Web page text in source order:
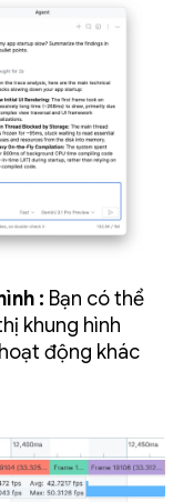
: Bạn có thể
khung hình
động khác